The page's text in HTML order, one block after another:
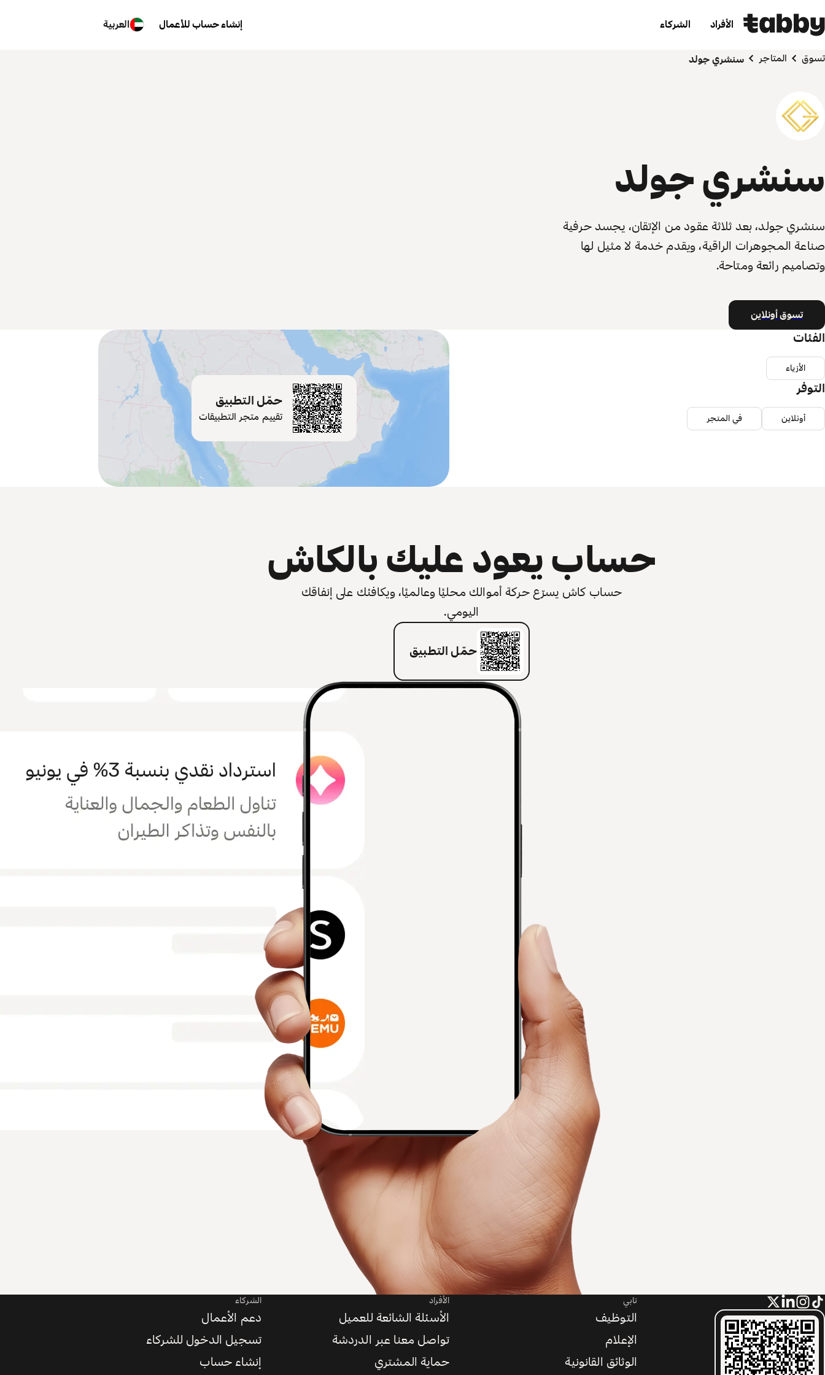
الأفراد الشركاء إنشاء حساب للأعمال العربية
تسوق المتاجر سنشري جولد
سنشري جولد
سنشري جولد، بعد ثلاثة عقود من الإتقان، يجسد حرفية
صناعة المجوهرات الراقية، ويقدم خدمة لا مثيل لها
وتصاميم رائعة ومتاحة.
تسوق أونلاين
حمّل التطبيق
تقييم متجر التطبيقات
الفئات
الأزياء
التوفر
أونلاين في المتجر
حساب يعود عليك بالكاش
حساب كاش يسرّع حركة أموالك محليًا وعالميًا، ويكافئك على إنفاقك
اليومي.
حمّل التطبيق
تابي
التوظيف
الإعلام
الوثائق القانونية
الأفراد
الأسئلة الشائعة للعميل
تواصل معنا عبر الدردشة
حماية المشتري
الشركاء
دعم الأعمال
تسجيل الدخول للشركاء
إنشاء حساب